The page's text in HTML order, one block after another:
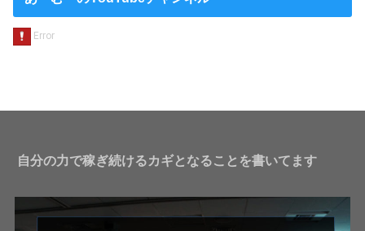
自分の力で稼ぎ続けるカギとなることを書いてます